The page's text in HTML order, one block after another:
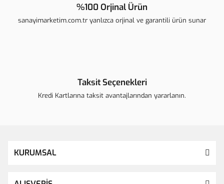
%100 Orjinal Ürün
sanayimarketim.com.tr yanlızca orjinal ve garantili ürün sunar
Taksit Seçenekleri
Kredi Kartlarına taksit avantajlarından yararlanın.
KURUMSAL